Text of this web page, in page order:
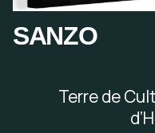
SANZO
Terre de